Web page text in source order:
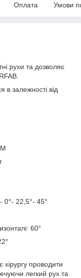
Оплата Умови
рухи та дозволяє
залежності від
0°- 22,5°- 45°
60°
хірургу проводити
легкий рух та